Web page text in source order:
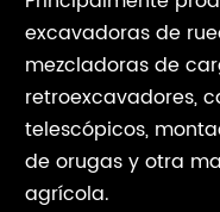
excavadoras de
mezcladoras de
retroexcavadores,
telescópicos,
de orugas y otra
agrícola.